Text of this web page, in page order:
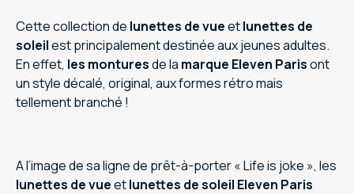
Cette collection de lunettes de vueetlunettes de
soleilest principalement destinée aux jeunes adultes.
En effet, les monturesde la marque Eleven Parisont
un style décalé, original, aux formes rétro mais
tellement branché !
A l’image de sa ligne de prêt-à-porter « Life is joke », les
lunettes de vueetlunettes de soleil Eleven Paris